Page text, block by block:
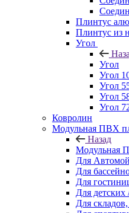
Плинтус
Плинтус из
Угол
Угол
Угол
Угол
Угол
Угол
Ковролин
Модульная ПВХ
Назад
Модульная
Для
Для
Для
Для
Для